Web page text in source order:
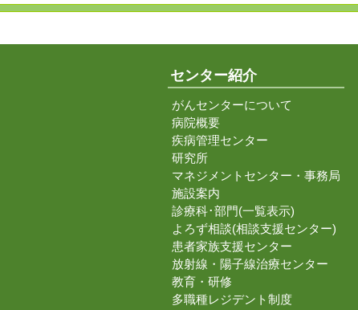
センター紹介
がんセンターについて
病院概要
疾病管理センター
研究所
マネジメントセンター・事務局
施設案内
診療科･部門(一覧表示)
よろず相談(相談支援センター)
患者家族支援センター
放射線・陽子線治療センター
教育・研修
多職種レジデント制度